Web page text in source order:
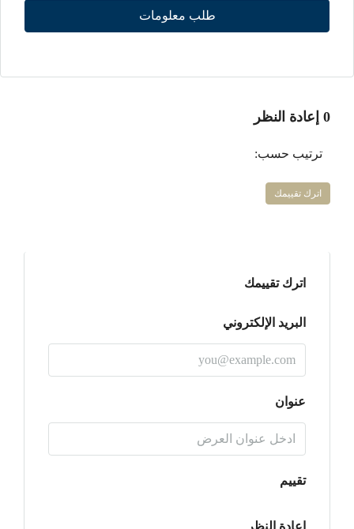
طلب معلومات
0 إعادة النظر
ترتيب حسب:
اترك تقييمك
اترك تقييمك
البريد الإلكتروني
عنوان
تقييم
إعادة النظر